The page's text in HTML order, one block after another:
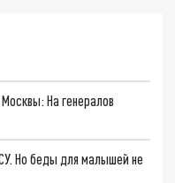
На генералов
Но беды для малышей не